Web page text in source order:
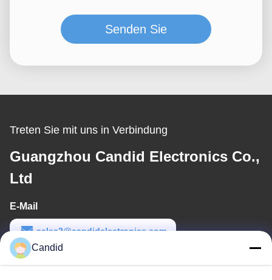
Senden Sie
Treten Sie mit uns in Verbindung
Guangzhou Candid Electronics Co.,
Ltd
E-Mail
sales2@candidelectronics.com
Arbeits-Zeit
Candid